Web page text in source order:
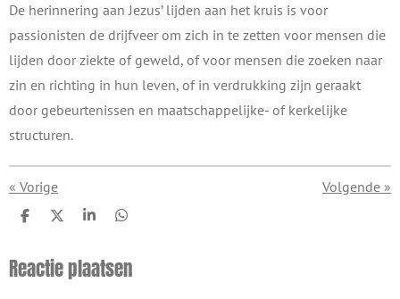
De herinnering aan Jezus’ lijden aan het kruis is voor
passionisten de drijfveer om zich in te zetten voor mensen die
lijden door ziekte of geweld, of voor mensen die zoeken naar
zin en richting in hun leven, of in verdrukking zijn geraakt
door gebeurtenissen en maatschappelijke- of kerkelijke
structuren.
« Vorige Volgende »
D
e
n
D
l
S
r
e
D
e
n
Reactie plaatsen